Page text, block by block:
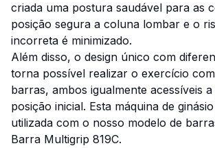
criada uma postura saudável para as
posição segura a coluna lombar e o
incorreta é minimizado.
Além disso, o design único com
torna possível realizar o exercício
barras, ambos igualmente acessíveis
posição inicial. Esta máquina de
utilizada com o nosso modelo de
Barra Multigrip 819C.